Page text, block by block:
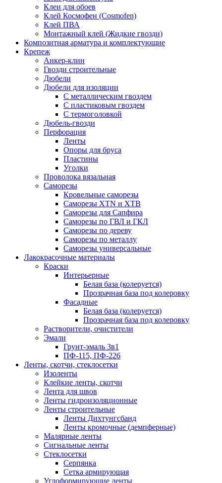
Клеи для обоев
Клей Космофен (Cosmofen)
Клей ПВА
Монтажный клей (Жидкие гвозди)
Композитная арматура и комплектующие
Крепеж
Анкер-клин
Гвозди строительные
Дюбели
Дюбели для изоляции
С металлическим гвоздем
С пластиковым гвоздем
С термоголовкой
Дюбель-гвозди
Перфорация
Ленты
Опоры для бруса
Пластины
Уголки
Проволока вязальная
Саморезы
Кровельные саморезы
Саморезы XTN и ХTB
Саморезы для Сапфира
Саморезы по ГВЛ и ГКЛ
Саморезы по дереву
Саморезы по металлу
Саморезы универсальные
Лакокрасочные материалы
Краски
Интерьерные
Белая база (колеруется)
Прозрачная база под колеровку
Фасадные
Белая база (колеруется)
Прозрачная база под колеровку
Растворители, очистители
Эмали
Грунт-эмаль 3в1
ПФ-115, ПФ-226
Ленты, скотчи, стеклосетки
Изоленты
Клейкие ленты, скотчи
Лента для швов
Ленты гидроизоляционные
Ленты строительные
Ленты Дихтунгсбанд
Ленты кромочные (демпферные)
Малярные ленты
Сигнальные ленты
Стеклосетки
Серпянка
Сетка армирующая
Углоформирующие ленты